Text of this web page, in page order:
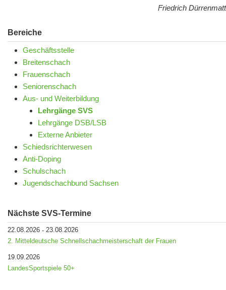
Friedrich Dürrenmatt
Bereiche
Geschäftsstelle
Breitenschach
Frauenschach
Seniorenschach
Aus- und Weiterbildung
Lehrgänge SVS
Lehrgänge DSB/LSB
Externe Anbieter
Schiedsrichterwesen
Anti-Doping
Schulschach
Jugendschachbund Sachsen
Nächste SVS-Termine
22.08.2026 - 23.08.2026
2. Mitteldeutsche Schnellschachmeisterschaft der Frauen
19.09.2026
LandesSportspiele 50+